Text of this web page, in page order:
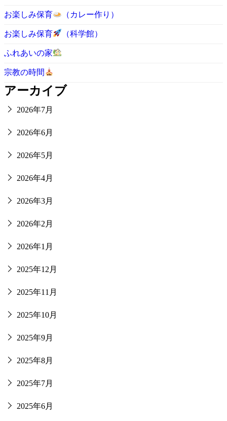
お楽しみ保育 （カレー作り）
お楽しみ保育 （科学館）
ふれあいの家
宗教の時間
アーカイブ
2026年7月
2026年6月
2026年5月
2026年4月
2026年3月
2026年2月
2026年1月
2025年12月
2025年11月
2025年10月
2025年9月
2025年8月
2025年7月
2025年6月